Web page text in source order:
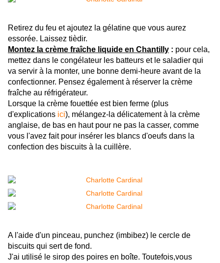
Retirez du feu et ajoutez la gélatine que vous aurez
essorée. Laissez tièdir.
Montez la crème fraîche liquide en Chantilly : pour cela,
mettez dans le congélateur les batteurs et le saladier qui
va servir à la monter, une bonne demi-heure avant de la
confectionner. Pensez également à réserver la crème
fraîche au réfrigérateur.
Lorsque la crème fouettée est bien ferme (plus
d'explications ici), mélangez-la délicatement à la crème
anglaise, de bas en haut pour ne pas la casser, comme
vous l'avez fait pour insérer les blancs d'oeufs dans la
confection des biscuits à la cuillère.
A l'aide d'un pinceau, punchez (imbibez) le cercle de
biscuits qui sert de fond.
J'ai utilisé le sirop des poires en boîte. Toutefois,vous